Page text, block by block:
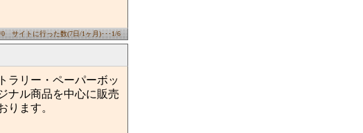
0 サイトに行った数(7日/1ヶ月)･･･1/6
ラリー・ペーパーボッ
ナル商品を中心に販売
ります。